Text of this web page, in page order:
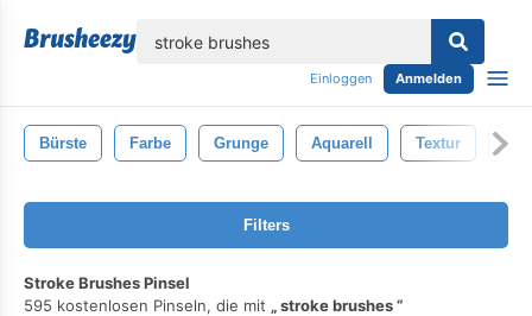
Einloggen Anmelden
Bürste Farbe Grunge Aquarell Textur
Filters
Stroke Brushes Pinsel
595 kostenlosen Pinseln, die mit
stroke brushes